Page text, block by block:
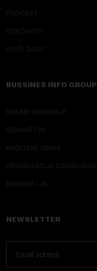
PODCAST
ODRŽIVOST
LEPŠI ŽIVOT
BUSSINES INFO GROUP
ONLINE EDUKACIJE
IZDAVAŠTVO
MEDIJSKE OBUKE
ORGANIZACIJA DOGADJAJA
EKONOM I JA
NEWSLETTER